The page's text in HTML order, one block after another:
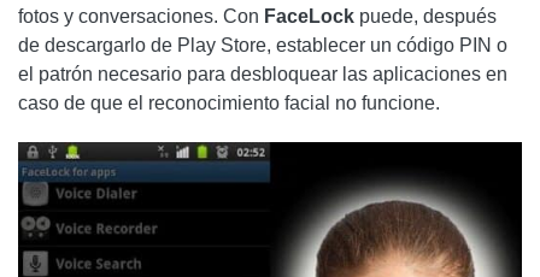
fotos y conversaciones. Con FaceLock puede, después
de descargarlo de Play Store, establecer un código PIN o
el patrón necesario para desbloquear las aplicaciones en
caso de que el reconocimiento facial no funcione.